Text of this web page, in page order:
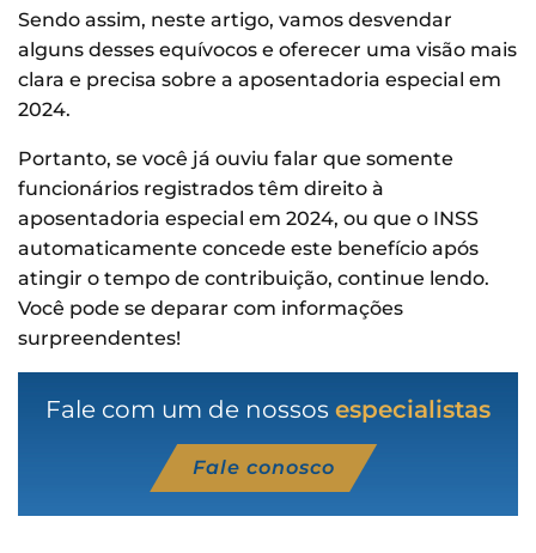
Sendo assim, neste artigo, vamos desvendar
alguns desses equívocos e oferecer uma visão mais
clara e precisa sobre a aposentadoria especial em
2024.
Portanto, se você já ouviu falar que somente
funcionários registrados têm direito à
aposentadoria especial em 2024, ou que o INSS
automaticamente concede este benefício após
atingir o tempo de contribuição, continue lendo.
Você pode se deparar com informações
surpreendentes!
Fale com um de nossos especialistas
Fale conosco